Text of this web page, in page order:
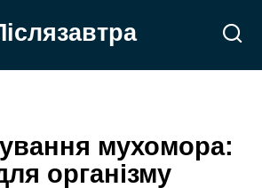
мухомора:
організму